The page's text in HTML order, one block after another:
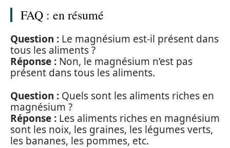
FAQ : en résumé
Question : Le magnésium est-il présent dans
tous les aliments ?
Réponse : Non, le magnésium n’est pas
présent dans tous les aliments.
Question : Quels sont les aliments riches en
magnésium ?
Réponse : Les aliments riches en magnésium
sont les noix, les graines, les légumes verts,
les bananes, les pommes, etc.